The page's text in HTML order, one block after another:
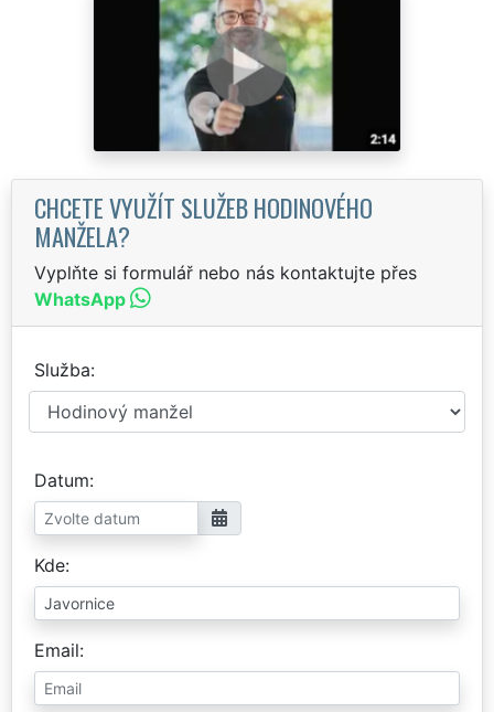
CHCETE VYUŽÍT SLUŽEB HODINOVÉHO
MANŽELA?
Vyplňte si formulář nebo nás kontaktujte přes
WhatsApp
Služba
Datum
Kde
Email